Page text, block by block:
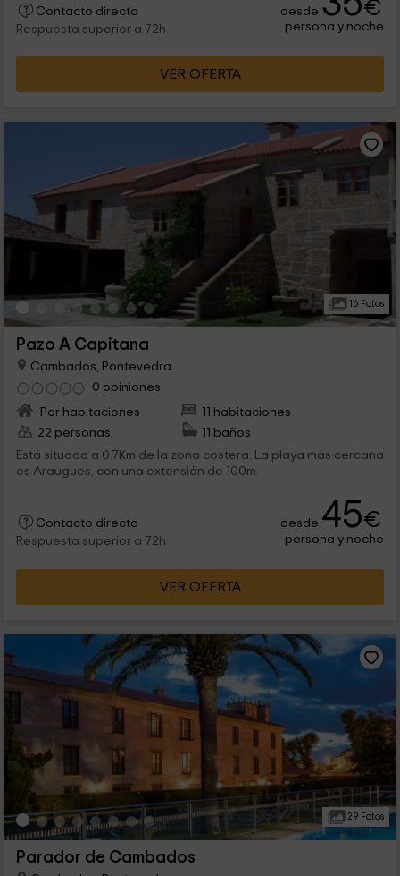
un piso, todo muy limpio día tras día. Los desayunos
excelentes. Y para terminar, comentar que tanto Mª José
lo hicieron con una afabilidad increíble.
Contacto directo
Respuesta superior a 72h
desde €
persona y noche
VER OFERTA
16 Fotos
Pazo A Capitana
Cambados, Pontevedra
0 opiniones
Por habitaciones
11 habitaciones
22 personas
11 baños
Está situado a 0.7Km de la zona costera. La playa más cercana
es Araugues, con una extensión de 100m.
Contacto directo
Respuesta superior a 72h
desde 45€
persona y noche
VER OFERTA
29 Fotos
Parador de Cambados